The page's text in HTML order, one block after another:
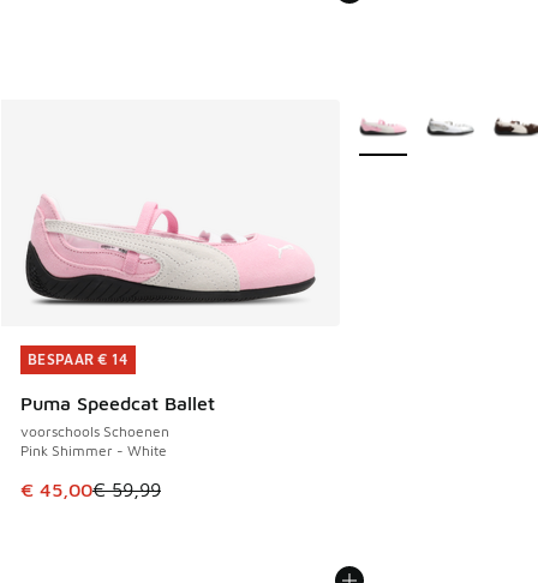
BESPAAR € 14
Puma Speedcat Ballet
voorschools Schoenen
Pink Shimmer - White
Dit artikel is in de uitverkoop. Dit artikel is in de
€ 45,00€ 59,99
BESPAAR € 14
Meer kleuren